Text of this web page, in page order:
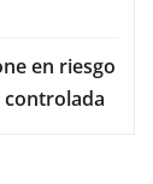
en riesgo
controlada